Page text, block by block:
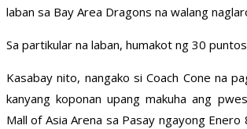
laban sa Bay Area Dragons na walang
Sa partikular na laban, humakot ng 30
Kasabay nito, nangako si Coach Cone na
kanyang koponan upang makuha ang
Mall of Asia Arena sa Pasay ngayong Enero